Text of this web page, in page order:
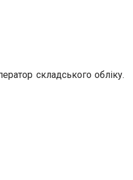
складського обліку.